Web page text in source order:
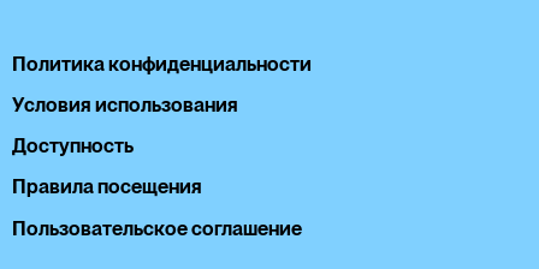
Политика конфиденциальности
Условия использования
Доступность
Правила посещения
Пользовательское соглашение